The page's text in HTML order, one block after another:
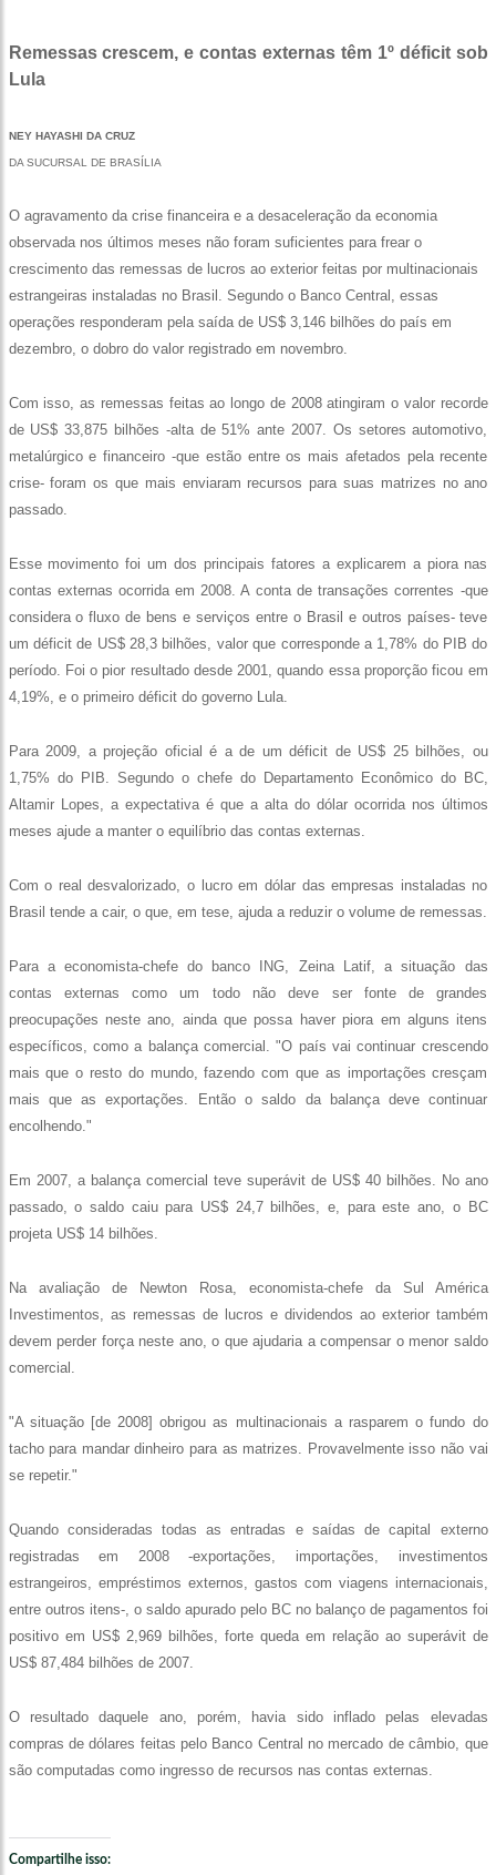
Remessas crescem, e contas externas têm 1º déficit sob
Lula
NEY HAYASHI DA CRUZ
DA SUCURSAL DE BRASÍLIA
O agravamento da crise financeira e a desaceleração da economia
observada nos últimos meses não foram suficientes para frear o
crescimento das remessas de lucros ao exterior feitas por multinacionais
estrangeiras instaladas no Brasil. Segundo o Banco Central, essas
operações responderam pela saída de US$ 3,146 bilhões do país em
dezembro, o dobro do valor registrado em novembro.
Com isso, as remessas feitas ao longo de 2008 atingiram o valor recorde
de US$ 33,875 bilhões -alta de 51% ante 2007. Os setores automotivo,
metalúrgico e financeiro -que estão entre os mais afetados pela recente
crise- foram os que mais enviaram recursos para suas matrizes no ano
passado.
Esse movimento foi um dos principais fatores a explicarem a piora nas
contas externas ocorrida em 2008. A conta de transações correntes -que
considera o fluxo de bens e serviços entre o Brasil e outros países- teve
um déficit de US$ 28,3 bilhões, valor que corresponde a 1,78% do PIB do
período. Foi o pior resultado desde 2001, quando essa proporção ficou em
4,19%, e o primeiro déficit do governo Lula.
Para 2009, a projeção oficial é a de um déficit de US$ 25 bilhões, ou
1,75% do PIB. Segundo o chefe do Departamento Econômico do BC,
Altamir Lopes, a expectativa é que a alta do dólar ocorrida nos últimos
meses ajude a manter o equilíbrio das contas externas.
Com o real desvalorizado, o lucro em dólar das empresas instaladas no
Brasil tende a cair, o que, em tese, ajuda a reduzir o volume de remessas.
Para a economista-chefe do banco ING, Zeina Latif, a situação das
contas externas como um todo não deve ser fonte de grandes
preocupações neste ano, ainda que possa haver piora em alguns itens
específicos, como a balança comercial. "O país vai continuar crescendo
mais que o resto do mundo, fazendo com que as importações cresçam
mais que as exportações. Então o saldo da balança deve continuar
encolhendo."
Em 2007, a balança comercial teve superávit de US$ 40 bilhões. No ano
passado, o saldo caiu para US$ 24,7 bilhões, e, para este ano, o BC
projeta US$ 14 bilhões.
Na avaliação de Newton Rosa, economista-chefe da Sul América
Investimentos, as remessas de lucros e dividendos ao exterior também
devem perder força neste ano, o que ajudaria a compensar o menor saldo
comercial.
"A situação [de 2008] obrigou as multinacionais a rasparem o fundo do
tacho para mandar dinheiro para as matrizes. Provavelmente isso não vai
se repetir."
Quando consideradas todas as entradas e saídas de capital externo
registradas em 2008 -exportações, importações, investimentos
estrangeiros, empréstimos externos, gastos com viagens internacionais,
entre outros itens-, o saldo apurado pelo BC no balanço de pagamentos foi
positivo em US$ 2,969 bilhões, forte queda em relação ao superávit de
US$ 87,484 bilhões de 2007.
O resultado daquele ano, porém, havia sido inflado pelas elevadas
compras de dólares feitas pelo Banco Central no mercado de câmbio, que
são computadas como ingresso de recursos nas contas externas.
Compartilhe isso: